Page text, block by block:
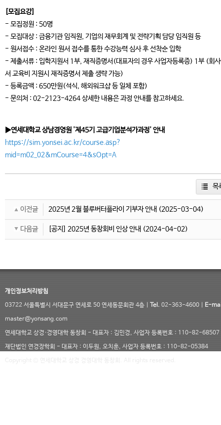
[모집요강]
- 모집정원 : 50명
- 모집대상 : 금융기관 임직원, 기업의 재무회계 및 전략기획 담당 임직원 등
- 원서접수 : 온라인 원서 접수를 통한 수강능력 심사 후 선착순 입학
- 제출서류 : 입학지원서 1부, 재직증명서(대표자의 경우 사업자등록증) 1부 (회
서 교육비 지원시 재직증명서 제출 생략 가능)
- 등록금액 : 650만원(석식, 해외워크샵 등 일체 포함)
- 문의처 : 02-2123-4264 상세한 내용은 과정 안내를 참고하세요.
▶연세대학교 상남경영원 '제45기 고급기업분석가과정' 안내
https://sim.yonsei.ac.kr/course.asp?
mid=m02_02&mCourse=4&sOpt=A
목
이전글 2025년 2월 블루버터플라이 기부자 안내 (2025-03-04)
다음글 [공지] 2025년 동창회비 인상 안내 (2024-04-02)
개인정보처리방침
03722 서울특별시 서대문구 연세로 50 연세동문회관 4층 | Tel. 02-363-4600 | E-
master@yonsang.com
연세대학교 상경·경영대학 동창회 - 대표자 : 김민경, 사업자 등록번호 : 110-82-68507
재단법인 연경장학회 - 대표자 : 이두원, 오치훈, 사업자 등록번호 : 110-82-05384